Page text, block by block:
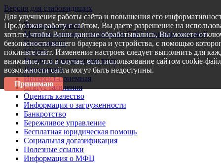
Версия для слабовидящих
Запись на прием
Меры поддержки участникам СВО и членам их семей
Пресс-центр
Услуги
Услуги в электронном виде
Документы
Интернет-приемная
Статус заявления
Оценить качество
Информация о загруженности
Банкротство
Бережливое управление
Бесплатная юридическая помощь
Социальная догазификация
Полезные ссылки
Информация о МФЦ
Для улучшения работы сайта и повышения его
Продолжая работу с сайтом, Вы даете разрешение на
хотите, чтобы Ваши данные обрабатывались, Вы можете
безопасности вашего браузера и устройства, с помощью
покиньте сайт. Изменение настроек следует выполнить для
внимание, что в случае, если использование сайтом cookie-
возможности сайта могут быть недоступны.
Принимаю